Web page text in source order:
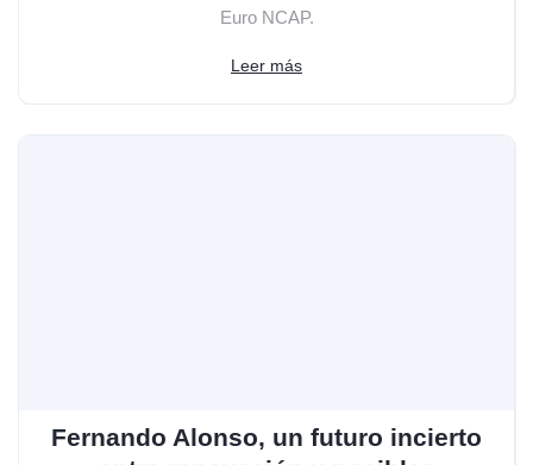
Euro NCAP.
Leer más
Fernando Alonso, un futuro incierto